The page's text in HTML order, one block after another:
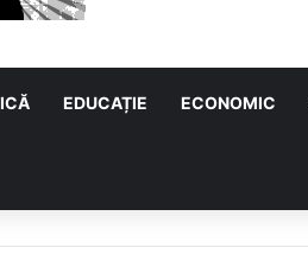
EDUCAȚIE ECONOMIC